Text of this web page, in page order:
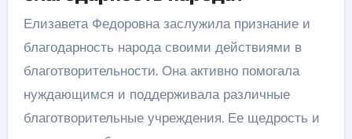
Елизавета Федоровна заслужила признание и
благодарность народа своими действиями в
благотворительности. Она активно помогала
нуждающимся и поддерживала различные
благотворительные учреждения. Ее щедрость и